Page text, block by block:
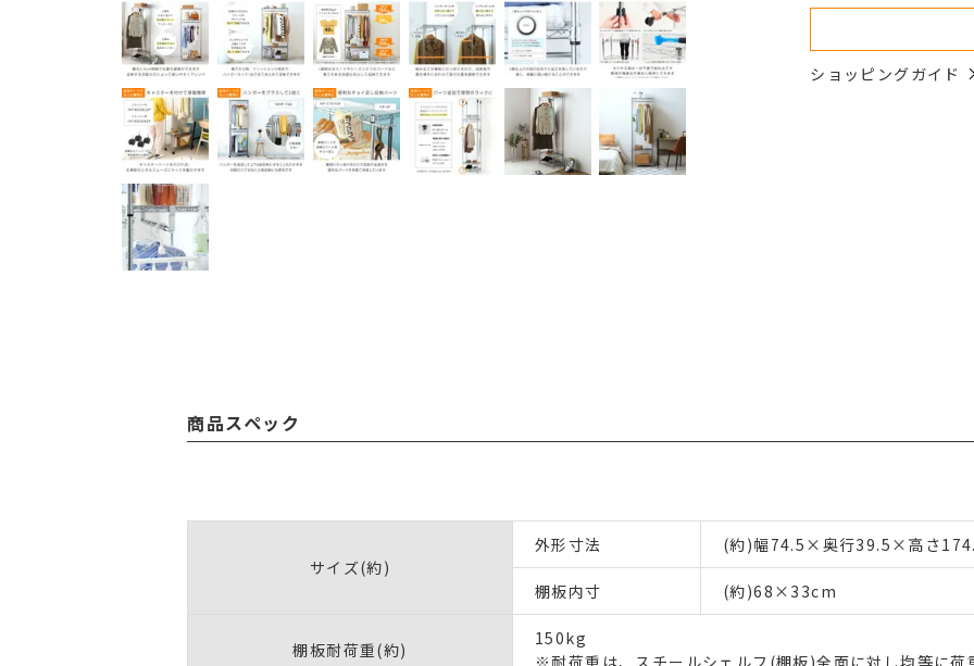
ショッピングガイド
商品スペック
サイズ(約)
外形寸法 (約)幅74.5×奥行39.5×高さ
棚板内寸 (約)68×33cm
棚板耐荷重(約)
150kg
※耐荷重は、スチールシェルフ(棚板)全面に対し均等に荷